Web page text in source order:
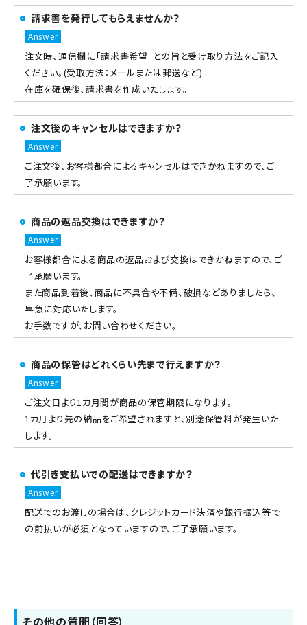
請求書を発行してもらえませんか？
注文時、通信欄に「請求書希望」との旨と受け取り方法をご記入
ください。(受取方法：メールまたは郵送など)
在庫を確保後、請求書を作成いたします。
注文後のキャンセルはできますか？
ご注文後、お客様都合によるキャンセルはできかねますので、ご
了承願います。
商品の返品交換はできますか？
お客様都合による商品の返品および交換はできかねますので、ご
了承願います。
また商品到着後、商品に不具合や不備、破損などありましたら、
早急に対応いたします。
お手数ですが、お問い合わせください。
商品の保管はどれくらい先まで行えますか？
ご注文日より1カ月間が商品の保管期限になります。
1カ月より先の納品をご希望されますと、別途保管料が発生いた
します。
代引き支払いでの配送はできますか？
配送でのお渡しの場合は、クレジットカード決済や銀行振込等で
の前払いが必須となっていますので、ご了承願います。
その他の質問（回答）